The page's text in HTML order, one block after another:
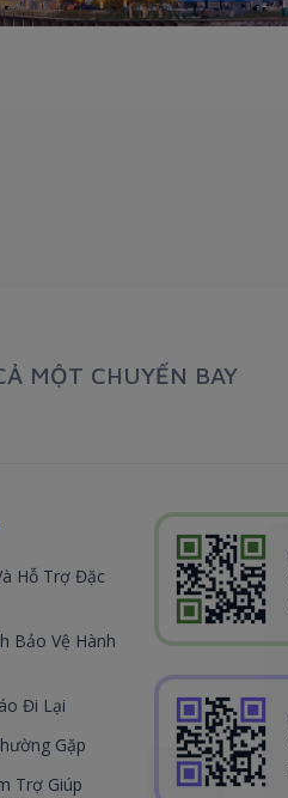
MỘT CHUYẾN BAY
Hỗ Trợ Đặc
Bảo Vệ Hành
Đi Lại
Gặp
Trợ Giúp